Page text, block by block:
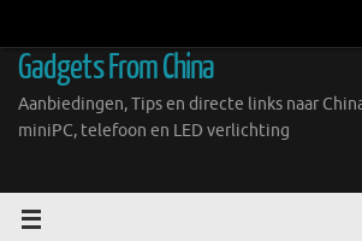
inhoud
Gadgets From China
Aanbiedingen, Tips en directe links naar
miniPC, telefoon en LED verlichting